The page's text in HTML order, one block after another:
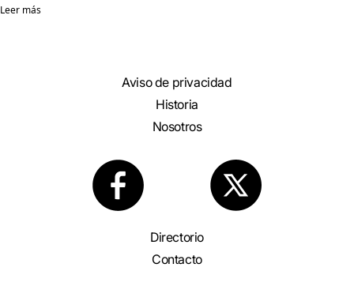
Leer más
Aviso de privacidad
Historia
Nosotros
Directorio
Contacto